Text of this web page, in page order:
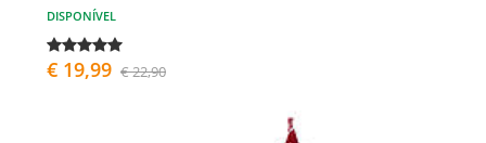
DISPONÍVEL
€ 19,99 € 22,90